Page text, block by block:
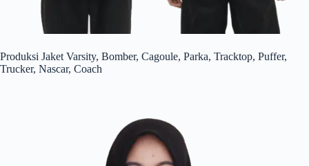
Produksi Jaket Varsity, Bomber, Cagoule, Parka, Tracktop, Puffer,
Trucker, Nascar, Coach